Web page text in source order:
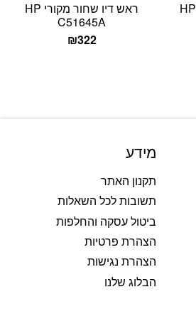
ראש דיו תואם שחור HP
ראש דיו שחור מקורי HP
C51645A
₪322
מידע
תקנון האתר
תשובות לכל השאלות
ביטול עסקה והחלפות
הצהרת פרטיות
הצהרת נגישות
הבלוג שלנו